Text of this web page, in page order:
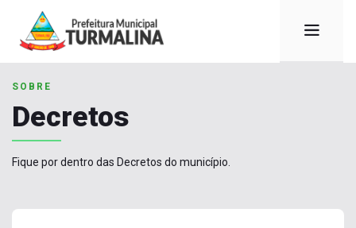
SOBRE
Decretos
Fique por dentro das Decretos do município.